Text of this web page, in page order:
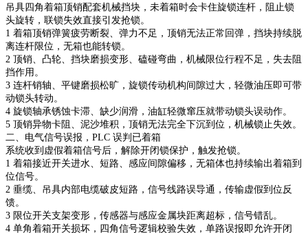
吊具四角着箱顶销配套机械挡块，未着箱时会卡住旋锁连杆，阻止锁
头旋转，联锁失效直接引发抢锁。
1 着箱顶销弹簧疲劳断裂、弹力不足，顶销无法正常回弹，挡块持续脱
离连杆限位，无箱也能转锁。
2 顶销、凸轮、挡块磨损变形、磕碰弯曲，机械限位行程不足，失去阻
挡作用。
3 连杆销轴、平键磨损松旷，旋锁传动机构间隙过大，轻微油压即可带
动锁头转动。
4 旋锁轴承锈蚀卡滞、缺少润滑，油缸轻微窜压就带动锁头误动作。
5 顶销异物卡阻、泥沙堆积，顶销无法完全下沉到位，机械锁止失效。
二、电气信号误报，PLC 误判已着箱
系统收到虚假着箱信号后，解除开闭锁保护，触发抢锁。
1 着箱接近开关进水、短路、感应间隙偏移，无箱体也持续输出着箱到
位信号。
2 垂缆、吊具内部电缆破皮短路，信号线路误导通，传输虚假到位反
馈。
3 限位开关支架变形，传感器与感应金属块距离超标，信号错乱。
4 单角着箱开关损坏，四角信号逻辑校验失效，单路误报即允许开闭